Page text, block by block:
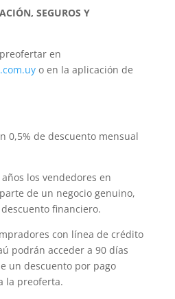
SEGUROS Y
en
o en la aplicación de
0,5% de descuento mensual
los vendedores en
de un negocio genuino,
financiero.
con línea de crédito
podrán acceder a 90 días
un descuento por pago
la preoferta.